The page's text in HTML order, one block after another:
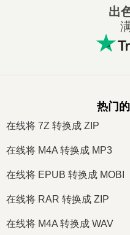
出
热门
在线将 7Z 转换成 ZIP
在线将 M4A 转换成 MP3
在线将 EPUB 转换成 MOBI
在线将 RAR 转换成 ZIP
在线将 M4A 转换成 WAV